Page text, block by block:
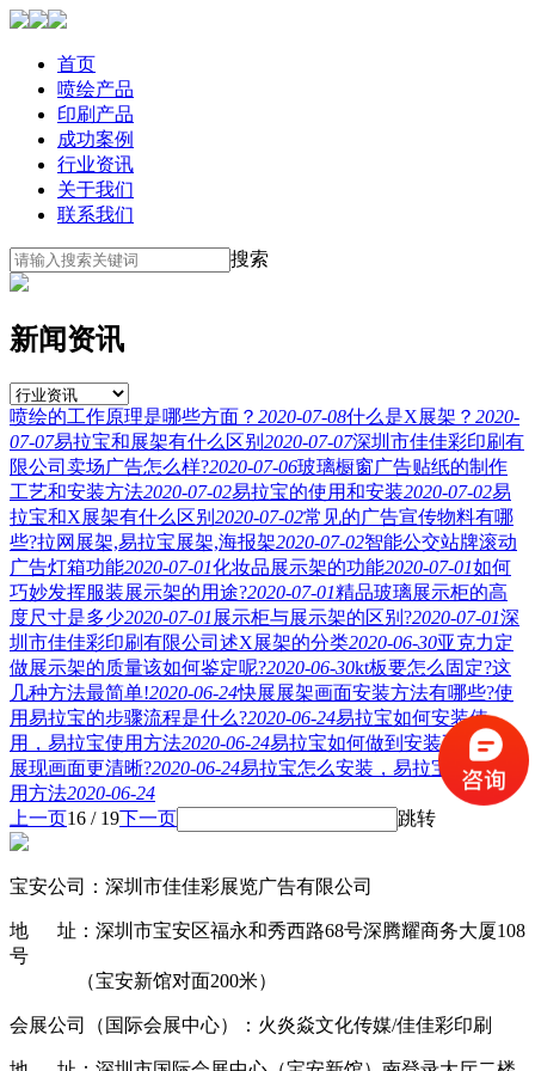
首页
喷绘产品
印刷产品
成功案例
行业资讯
关于我们
联系我们
搜索
新闻资讯
喷绘的工作原理是哪些方面？ 2020-07-08什么是X展架？ 2020-
07-07易拉宝和展架有什么区别 2020-07-07深圳市佳佳彩印刷有
限公司卖场广告怎么样?2020-07-06玻璃橱窗广告贴纸的制作
工艺和安装方法2020-07-02易拉宝的使用和安装2020-07-02易
拉宝和X展架有什么区别 2020-07-02常见的广告宣传物料有哪
些?拉网展架,易拉宝展架,海报架2020-07-02智能公交站牌滚动
广告灯箱功能2020-07-01化妆品展示架的功能2020-07-01如何
巧妙发挥服装展示架的用途?2020-07-01精品玻璃展示柜的高
度尺寸是多少2020-07-01 展示柜与展示架的区别?2020-07-01深
圳市佳佳彩印刷有限公司述X展架的分类2020-06-30亚克力定
做展示架的质量该如何鉴定呢?2020-06-30kt板要怎么固定?这
几种方法最简单!2020-06-24快展展架画面安装方法有哪些?使
用易拉宝的步骤流程是什么?2020-06-24易拉宝如何安装使
用，易拉宝使用方法2020-06-24易拉宝如何做到安装不变形，
展现画面更清晰?2020-06-24易拉宝怎么安装，易拉宝组装使
用方法2020-06-24
上一页16 / 19下一页 跳转
宝安公司：深圳市佳佳彩展览广告有限公司
地 址：深圳市宝安区福永和秀西路68号深腾耀商务大厦108
号
（宝安新馆对面200米）
会展公司（国际会展中心）：火炎焱文化传媒/佳佳彩印刷